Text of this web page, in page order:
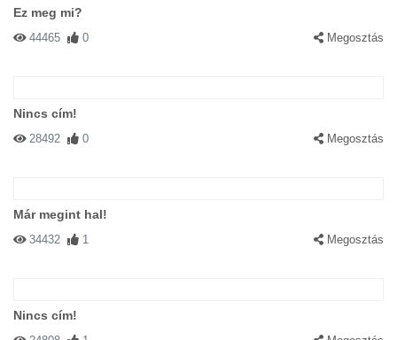
Ez meg mi?
44465 0 Megosztás
Nincs cím!
28492 0 Megosztás
Már megint hal!
34432 1 Megosztás
Nincs cím!